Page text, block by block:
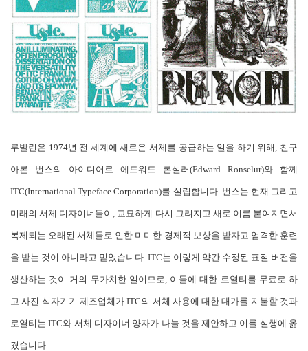
루발린은 1974년 전 세계에 새로운 서체를 공급하는 일을 하기 위해, 친구
아론 번스의 아이디어로 에드워드 론설러(Edward Ronselur)와 함께
ITC(International Typeface Corporation)를 설립합니다. 번스는 현재 그리고
미래의 서체 디자이너들이, 교묘하게 다시 그려지고 새로 이름 붙여지면서
복제되는 오래된 서체들로 인한 미미한 경제적 보상을 받자고 엄격한 훈련
을 받는 것이 아니라고 믿었습니다. ITC는 이렇게 약간 수정된 표절 버전을
생산하는 것이 거의 무가치한 일이므로, 이들에 대한 로열티를 무료로 하
고 사진 식자기기 제조업체가 ITC의 서체 사용에 대한 대가를 지불할 것과
로열티는 ITC와 서체 디자이너 양자가 나눌 것을 제안하고 이를 실행에 옮
겼습니다.